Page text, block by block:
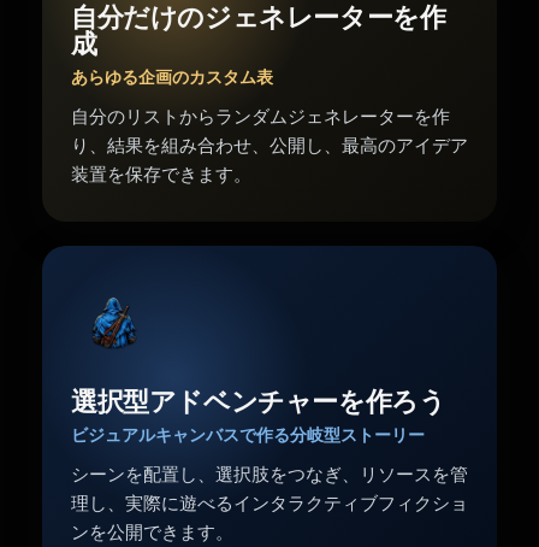
自分だけのジェネレーターを作
成
あらゆる企画のカスタム表
自分のリストからランダムジェネレーターを作
り、結果を組み合わせ、公開し、最高のアイデア
装置を保存できます。
選択型アドベンチャーを作ろう
ビジュアルキャンバスで作る分岐型ストーリー
シーンを配置し、選択肢をつなぎ、リソースを管
理し、実際に遊べるインタラクティブフィクショ
ンを公開できます。